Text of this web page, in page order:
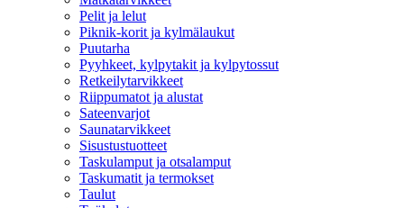
Pelit ja lelut
Piknik-korit ja kylmälaukut
Puutarha
Pyyhkeet, kylpytakit ja kylpytossut
Retkeilytarvikkeet
Riippumatot ja alustat
Sateenvarjot
Saunatarvikkeet
Sisustustuotteet
Taskulamput ja otsalamput
Taskumatit ja termokset
Taulut